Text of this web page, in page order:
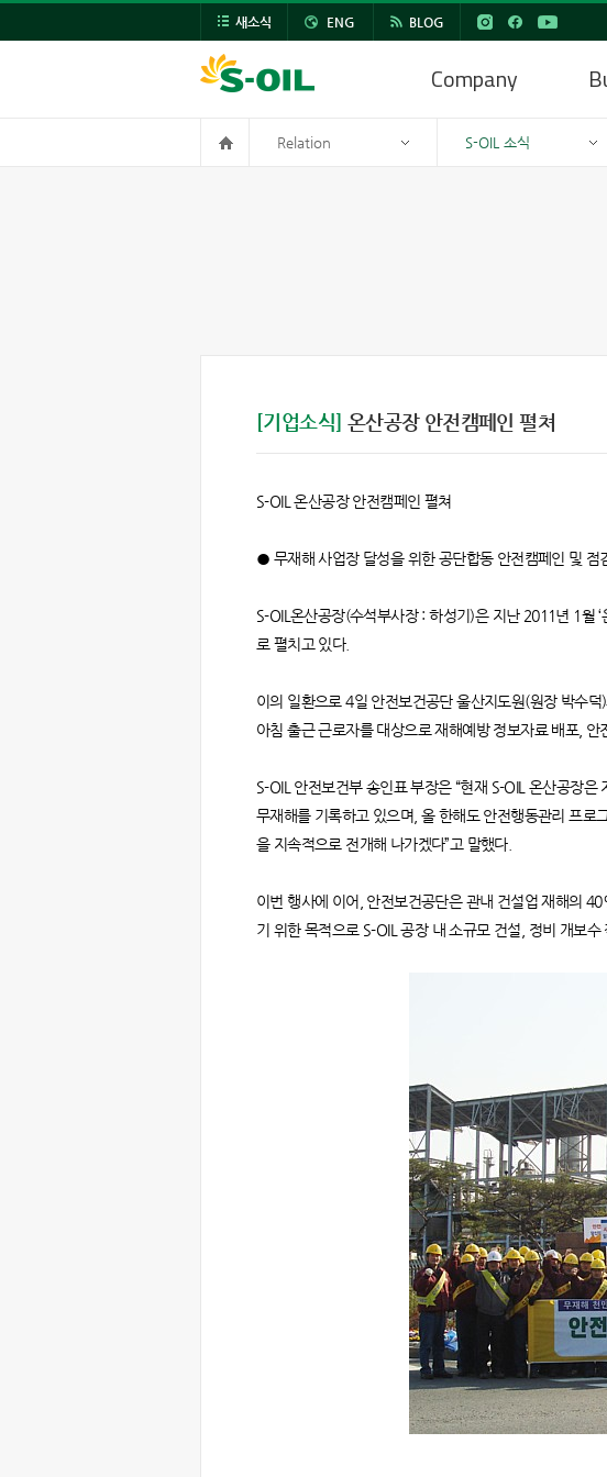
새소식 ENG BLOG
Company
Relation S-OIL 소식
[기업소식] 온산공장 안전캠페인 펼쳐
S-OIL 온산공장 안전캠페인 펼쳐
● 무재해 사업장 달성을 위한 공단합동 안전캠페인 및 점
S-OIL온산공장(수석부사장 : 하성기)은 지난 2011년 1월
로 펼치고 있다.
이의 일환으로 4일 안전보건공단 울산지도원(원장 박수
아침 출근 근로자를 대상으로 재해예방 정보자료 배포,
S-OIL 안전보건부 송인표 부장은 “현재 S-OIL 온산공장
무재해를 기록하고 있으며, 올 한해도 안전행동관리 프로
을 지속적으로 전개해 나가겠다”고 말했다.
이번 행사에 이어, 안전보건공단은 관내 건설업 재해의
기 위한 목적으로 S-OIL 공장 내 소규모 건설, 정비 개보